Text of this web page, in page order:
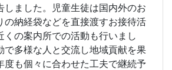
しました。児童生徒は国内外のお
の納経袋などを直接渡すお接待活
くの案内所での活動も行いまし
で多様な人と交流し地域貢献を果
度も個々に合わせた工夫で継続予